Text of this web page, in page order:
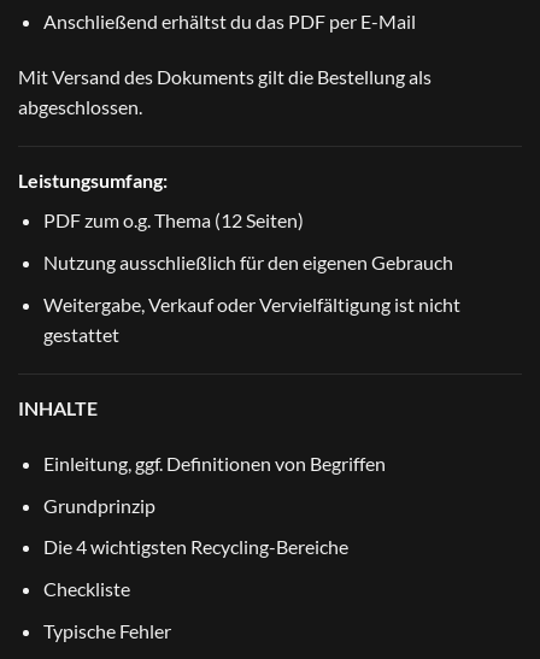
Anschließend erhältst du das PDF per E-Mail
Mit Versand des Dokuments gilt die Bestellung als
abgeschlossen.
Leistungsumfang:
PDF zum o.g. Thema (12 Seiten)
Nutzung ausschließlich für den eigenen Gebrauch
Weitergabe, Verkauf oder Vervielfältigung ist nicht
gestattet
INHALTE
Einleitung, ggf. Definitionen von Begriffen
Grundprinzip
Die 4 wichtigsten Recycling-Bereiche
Checkliste
Typische Fehler